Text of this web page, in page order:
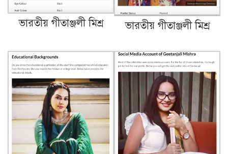
ভারতীয় গীতাঞ্জলী মিশ্র ভারতীয় গীতাঞ্জলী মিশ্র